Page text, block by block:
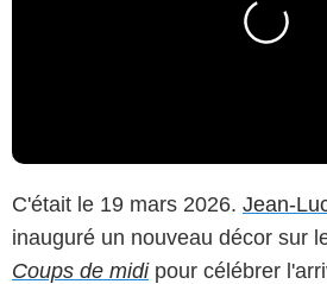
C'était le 19 mars 2026. Jean-
inauguré un nouveau décor sur
Coups de midi pour célébrer